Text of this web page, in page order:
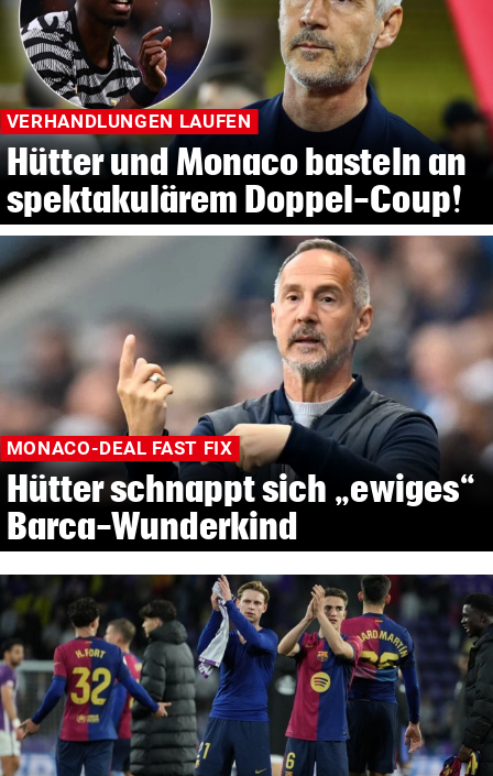
VERHANDLUNGEN LAUFEN
Hütter und Monaco basteln an
spektakulärem Doppel-Coup!
MONACO-DEAL FAST FIX
Hütter schnappt sich „ewiges“
Barca-Wunderkind